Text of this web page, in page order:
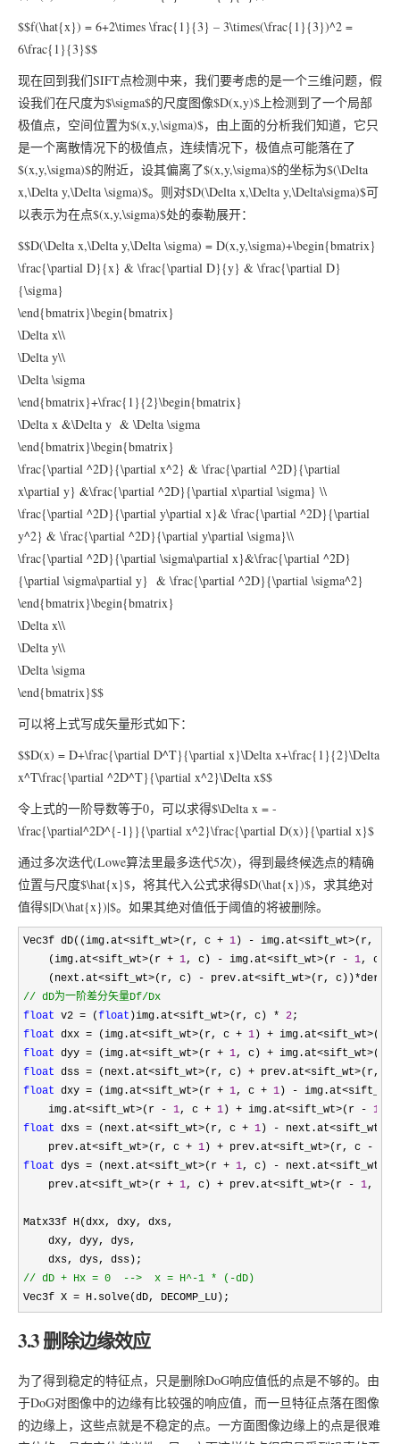
$$f(\hat{x}) = 6+2\times \frac{1}{3} – 3\times(\frac{1}{3})^2 =
6\frac{1}{3}$$
现在回到我们SIFT点检测中来，我们要考虑的是一个三维问题，假
设我们在尺度为$\sigma$的尺度图像$D(x,y)$上检测到了一个局部
极值点，空间位置为$(x,y,\sigma)$，由上面的分析我们知道，它只
是一个离散情况下的极值点，连续情况下，极值点可能落在了
$(x,y,\sigma)$的附近，设其偏离了$(x,y,\sigma)$的坐标为$(\Delta
x,\Delta y,\Delta \sigma)$。则对$D(\Delta x,\Delta y,\Delta\sigma)$可
以表示为在点$(x,y,\sigma)$处的泰勒展开：
$$D(\Delta x,\Delta y,\Delta \sigma) = D(x,y,\sigma)+\begin{bmatrix}
\frac{\partial D}{x} & \frac{\partial D}{y} & \frac{\partial D}
{\sigma}
\end{bmatrix}\begin{bmatrix}
\Delta x\\
\Delta y\\
\Delta \sigma
\end{bmatrix}+\frac{1}{2}\begin{bmatrix}
\Delta x &\Delta y & \Delta \sigma
\end{bmatrix}\begin{bmatrix}
\frac{\partial ^2D}{\partial x^2} & \frac{\partial ^2D}{\partial
x\partial y} &\frac{\partial ^2D}{\partial x\partial \sigma} \\
\frac{\partial ^2D}{\partial y\partial x}& \frac{\partial ^2D}{\partial
y^2} & \frac{\partial ^2D}{\partial y\partial \sigma}\\
\frac{\partial ^2D}{\partial \sigma\partial x}&\frac{\partial ^2D}
{\partial \sigma\partial y} & \frac{\partial ^2D}{\partial \sigma^2}
\end{bmatrix}\begin{bmatrix}
\Delta x\\
\Delta y\\
\Delta \sigma
\end{bmatrix}$$
可以将上式写成矢量形式如下：
$$D(x) = D+\frac{\partial D^T}{\partial x}\Delta x+\frac{1}{2}\Delta
x^T\frac{\partial ^2D^T}{\partial x^2}\Delta x$$
令上式的一阶导数等于0，可以求得$\Delta x = -
\frac{\partial^2D^{-1}}{\partial x^2}\frac{\partial D(x)}{\partial x}$
通过多次迭代(Lowe算法里最多迭代5次)，得到最终候选点的精确
位置与尺度$\hat{x}$，将其代入公式求得$D(\hat{x})$，求其绝对
值得$|D(\hat{x})|$。如果其绝对值低于阈值的将被删除。
Vec3f dD((img.at<sift_wt>(r, c + 1 ) - img.at<sift_wt>(r, c
    (img.at
<sift_wt>(r + 1, c) - img.at<sift_wt>(r - 1, c))*
    (next.at
<sift_wt>(r, c) - prev.at<sift_wt>(r, c))*
// dD为一阶差分矢量Df/Dx
float v2 = (float )img.at<sift_wt>(r, c) * 2
float dxx = (img.at<sift_wt>(r, c + 1 ) +
float dyy = (img.at<sift_wt>(r + 1, c) + img.at<sift_wt>(r
float dss = (next.at<sift_wt>(r, c) + prev.at<sift_wt>(r,
float dxy = (img.at<sift_wt>(r + 1, c + 1 ) -
    img.at
<sift_wt>(r - 1, c + 1 ) + img.at<sift_wt>(r - 1
float dxs = (next.at<sift_wt>(r, c + 1 ) -
    prev.at
<sift_wt>(r, c + 1 ) + prev.at<sift_wt>(r, c -
float dys = (next.at<sift_wt>(r + 1, c) -
    prev.at
<sift_wt>(r + 1, c) + prev.at<sift_wt>(r - 1,
Matx33f H(dxx, dxy, dxs,
    dxy, dyy, dys,
// dD + Hx = 0  -->  x = H^-1 * (-dD)
Vec3f X = H.solve(dD, DECOMP_LU);
3.3 删除边缘效应
为了得到稳定的特征点，只是删除DoG响应值低的点是不够的。由
于DoG对图像中的边缘有比较强的响应值，而一旦特征点落在图像
的边缘上，这些点就是不稳定的点。一方面图像边缘上的点是很难